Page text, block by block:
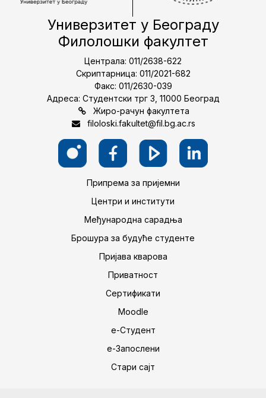
Универзитет у Београду
Филолошки факултет
Централа: 011/2638-622
Скриптарница: 011/2021-682
Факс: 011/2630-039
Адреса: Студентски трг 3, 11000 Београд
Жиро-рачун факултета
filoloski.fakultet@fil.bg.ac.rs
Припрема за пријемни
Центри и институти
Међународна сарадња
Брошура за будуће студенте
Пријава кварова
Приватност
Сертификати
Moodle
е-Студент
е-Запослени
Стари сајт